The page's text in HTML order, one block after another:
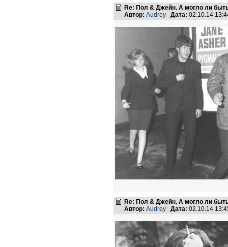
Re: Пол & Джейн. А могло ли
Автор: Audrey Дата: 02.10.14
Re: Пол & Джейн. А могло ли
Автор: Audrey Дата: 02.10.14